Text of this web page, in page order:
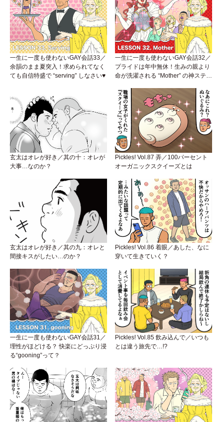
一生に一度も使わないGAY会話33／
余韻のまま夏突入！求められてなく
ても自信特盛で “serving” しなさい♥
一生に一度も使わないGAY会話32／
プライドは年中無休！生みの親より
命が洗濯される “Mother” の神ステー
玄太はオレが好き／其の十：オレが
大事…なのか？
Pickles! Vol.87 弄／100パーセント
オーガニックスクイーズとは
玄太はオレが好き／其の九：オレと
間接キスがしたい…のか？
Pickles! Vol.86 着眼／あした、なに
穿いて生きていく？
一生に一度も使わないGAY会話31／
理性がほどける？ 快楽にどっぷり浸
る“gooning”って？
Pickles! Vol.85 飲み込んで／いつも
とは違う旅先で…!?